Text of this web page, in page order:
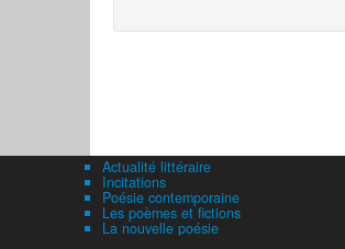
Actualité littéraire
Incitations
Poésie contemporaine
Les poèmes et fictions
La nouvelle poésie